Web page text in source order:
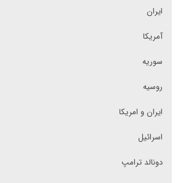
ایران
آمریکا
سوریه
روسیه
ایران و امریکا
اسرائیل
دونالد ترامپ